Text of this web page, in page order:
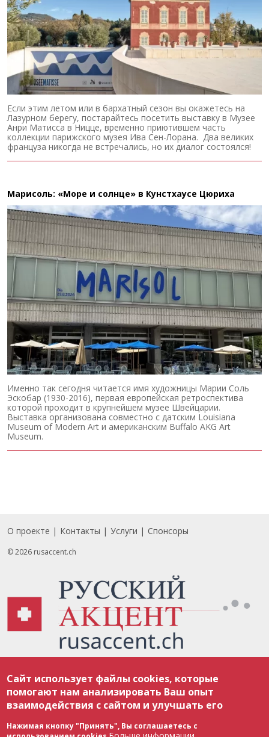
Если этим летом или в бархатный сезон вы окажетесь на
Лазурном берегу, постарайтесь посетить выставку в Музее
Анри Матисса в Ницце, временно приютившем часть
коллекции парижского музея Ива Сен-Лорана. Два великих
француза никогда не встречались, но их диалог состоялся!
Марисоль: «Море и солнце» в Кунстхаусе Цюриха
Именно так сегодня читается имя художницы Марии Соль
Эскобар (1930-2016), первая европейская ретроспектива
которой проходит в крупнейшем музее Швейцарии.
Выставка организована совместно с датским Louisiana
Museum of Modern Art и американским Buffalo AKG Art
Museum.
Footer
О проекте Контакты Услуги Спонсоры
© 2026 rusaccent.ch
соответствии с законодательством Швейцарии об авторском праве и
международными соглашениями. Полное или частичное использование
материалов возможно только с разрешения редакции. В случае полного
или частичного воспроизведения материалов сайта rusaccent.ch,
ОБЯЗАТЕЛЬНА АКТИВНАЯ ГИПЕРССЫЛКА на конкретный заимствованный
текст. Фотоизображения, размещенные редакцией rusaccent.ch, являются
ее исключительной собственностью. Полное или частичное
Сайт использует файлы cookies, которые
помогают нам анализировать Ваш опыт
взаимодействия с сайтом и улучшать его
Нажимая кнопку "Принять", Вы соглашаетесь с